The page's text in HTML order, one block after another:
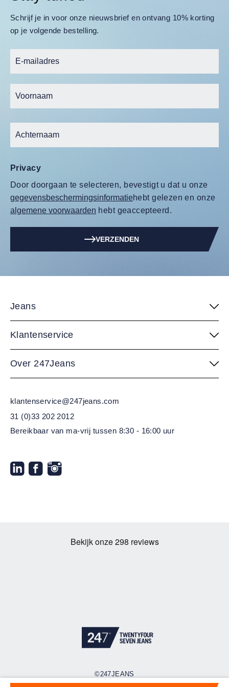
Schrijf je in voor onze nieuwsbrief en ontvang 10% korting
op je volgende bestelling.
Privacy
Door doorgaan te selecteren, bevestigt u dat u onze
gegevensbeschermingsinformatiehebt gelezen en onze
algemene voorwaarden hebt geaccepteerd.
VERZENDEN
Jeans
Klantenservice
Over 247Jeans
klantenservice@247jeans.com
31 (0)33 202 2012
Bereikbaar van ma-vrij tussen 8:30 - 16:00 uur
©247JEANS